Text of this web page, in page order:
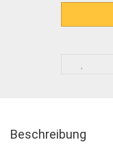
Beschreibung